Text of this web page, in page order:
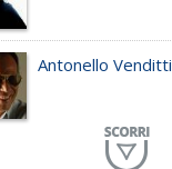
Antonello Venditti
Planet Funk